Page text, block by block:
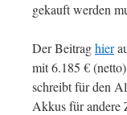
gekauft werden
Der Beitraghier
mit 6.185 €
schreibt für den
Akkus für andere